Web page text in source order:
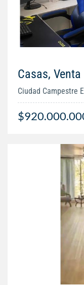
Casas,
Ciudad Campestre